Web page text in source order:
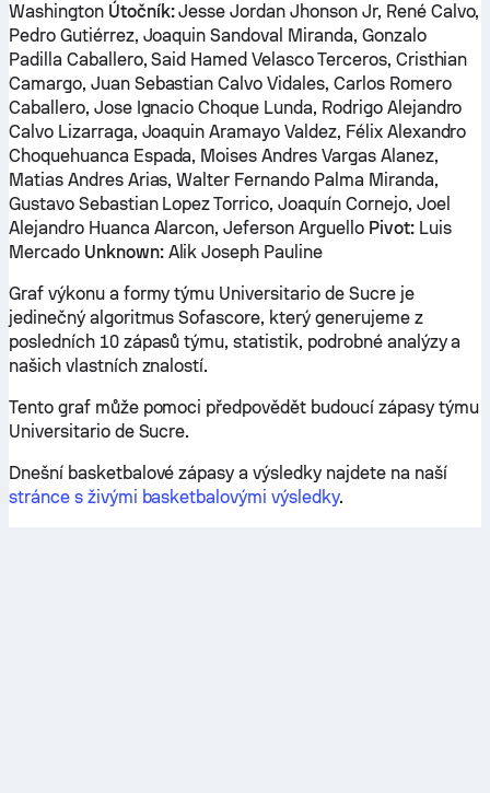
Washington Útočník:Jesse Jordan Jhonson Jr, René Calvo,
Pedro Gutiérrez, Joaquin Sandoval Miranda, Gonzalo
Padilla Caballero, Said Hamed Velasco Terceros, Cristhian
Camargo, Juan Sebastian Calvo Vidales, Carlos Romero
Caballero, Jose Ignacio Choque Lunda, Rodrigo Alejandro
Calvo Lizarraga, Joaquin Aramayo Valdez, Félix Alexandro
Choquehuanca Espada, Moises Andres Vargas Alanez,
Matias Andres Arias, Walter Fernando Palma Miranda,
Gustavo Sebastian Lopez Torrico, Joaquín Cornejo, Joel
Alejandro Huanca Alarcon, Jeferson Arguello Pivot:Luis
Mercado Unknown:Alik Joseph Pauline
Graf výkonu a formy týmu Universitario de Sucre je
jedinečný algoritmus Sofascore, který generujeme z
posledních 10 zápasů týmu, statistik, podrobné analýzy a
našich vlastních znalostí.
Tento graf může pomoci předpovědět budoucí zápasy týmu
Universitario de Sucre.
Dnešní basketbalové zápasy a výsledky najdete na naší
stránce s živými basketbalovými výsledky.